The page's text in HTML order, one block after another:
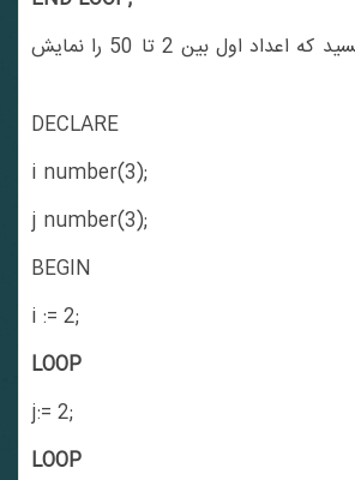
مثال: برنامه ای بنویسید که اعداد اول بین 2 تا 50 را نمایش
DECLARE
i number(3);
j number(3);
BEGIN
i := 2;
LOOP
j:= 2;
LOOP